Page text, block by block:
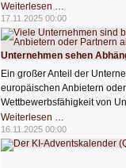
Weiterlesen …
wegen
digitaler
Abhängigkeit
17.11.2025 00:00
Unternehmen sehen
Ein großer Anteil der
europäischen Anbietern
Wettbewerbsfähigkeit von
Weiterlesen …
sehen
Abhängigkeit
bei
16.11.2025 00:00